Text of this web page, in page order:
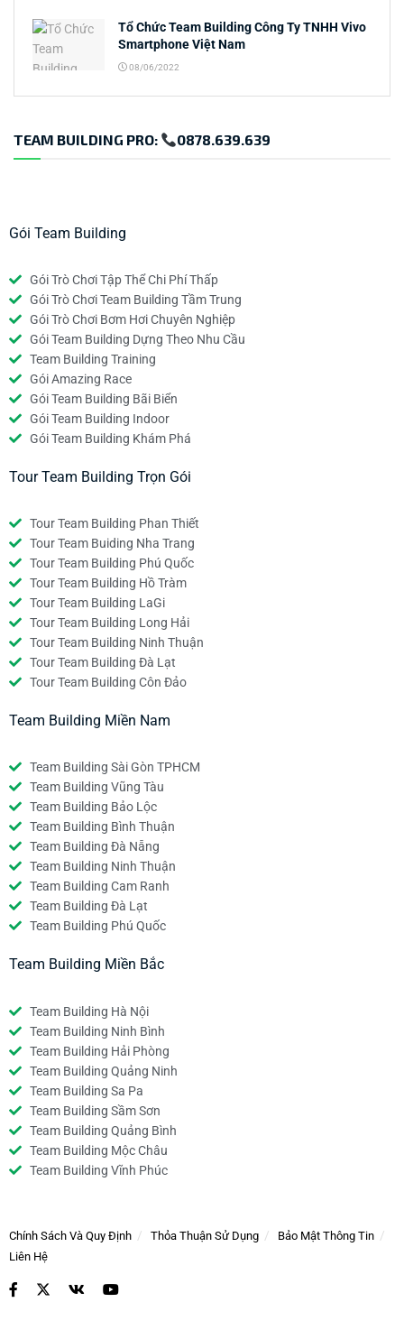
Tổ Chức Team Building Công Ty TNHH Vivo
Smartphone Việt Nam
08/06/2022
TEAM BUILDING PRO: 0878.639.639
Gói Team Building
Gói Trò Chơi Tập Thể Chi Phí Thấp
Gói Trò Chơi Team Building Tầm Trung
Gói Trò Chơi Bơm Hơi Chuyên Nghiệp
Gói Team Building Dựng Theo Nhu Cầu
Team Building Training
Gói Amazing Race
Gói Team Building Bãi Biển
Gói Team Building Indoor
Gói Team Building Khám Phá
Tour Team Building Trọn Gói
Tour Team Building Phan Thiết
Tour Team Buiding Nha Trang
Tour Team Building Phú Quốc
Tour Team Building Hồ Tràm
Tour Team Building LaGi
Tour Team Building Long Hải
Tour Team Building Ninh Thuận
Tour Team Building Đà Lạt
Tour Team Building Côn Đảo
Team Building Miền Nam
Team Building Sài Gòn TPHCM
Team Building Vũng Tàu
Team Building Bảo Lộc
Team Building Bình Thuận
Team Building Đà Nẵng
Team Building Ninh Thuận
Team Building Cam Ranh
Team Building Đà Lạt
Team Building Phú Quốc
Team Building Miền Bắc
Team Building Hà Nội
Team Building Ninh Bình
Team Building Hải Phòng
Team Building Quảng Ninh
Team Building Sa Pa
Team Building Sầm Sơn
Team Building Quảng Bình
Team Building Mộc Châu
Team Building Vĩnh Phúc
Chính Sách Và Quy Định Thỏa Thuận Sử Dụng
Bảo Mật Thông Tin
Liên Hệ